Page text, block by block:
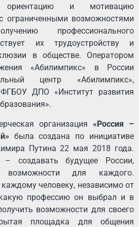
ориентацию и мотивацию
ограниченными возможностями
профессионального
их трудоустройству и
в обществе. Оператором
«Абилимпикс» в России
центр «Абилимпикс»,
ДПО «Институт развития
организация «Россия –
была создана по инициативе
Путина 22 мая 2018 года.
создавать будущее России,
для каждого.
человеку, независимо от
профессию он выбрал и в
возможности для своего
площадка для общения